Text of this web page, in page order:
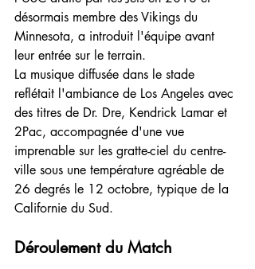
désormais membre des Vikings du
Minnesota, a introduit l'équipe avant
leur entrée sur le terrain.
La musique diffusée dans le stade
reflétait l'ambiance de Los Angeles avec
des titres de Dr. Dre, Kendrick Lamar et
2Pac, accompagnée d'une vue
imprenable sur les gratte-ciel du centre-
ville sous une température agréable de
26 degrés le 12 octobre, typique de la
Californie du Sud.
Déroulement du Match